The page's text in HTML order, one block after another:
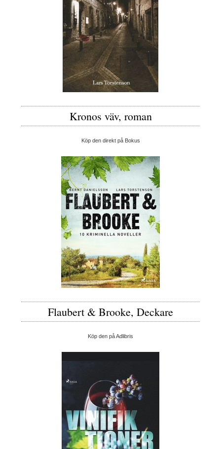
Kronos väv, roman
Köp den direkt på Bokus
Flaubert & Brooke, Deckare
Köp den på Adlibris